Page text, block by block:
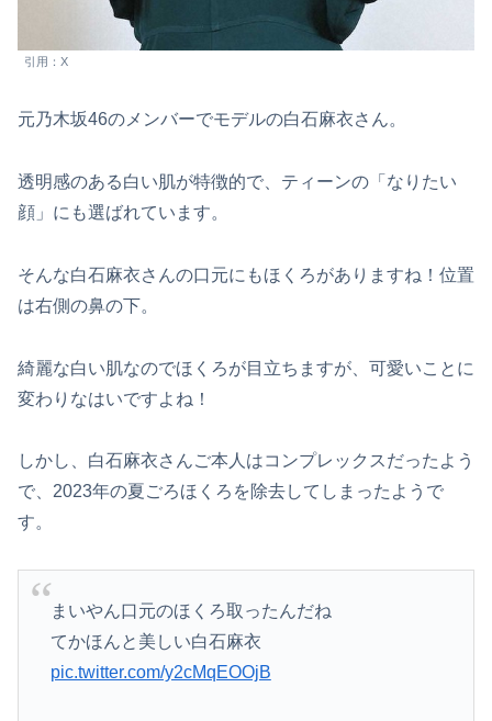
引用：X
元乃木坂46のメンバーでモデルの白石麻衣さん。
透明感のある白い肌が特徴的で、ティーンの「なりたい
顔」にも選ばれています。
そんな白石麻衣さんの口元にもほくろがありますね！位置
は右側の鼻の下。
綺麗な白い肌なのでほくろが目立ちますが、可愛いことに
変わりなはいですよね！
しかし、白石麻衣さんご本人はコンプレックスだったよう
で、2023年の夏ごろほくろを除去してしまったようで
す。
まいやん口元のほくろ取ったんだね
てかほんと美しい白石麻衣
pic.twitter.com/y2cMqEOOjB